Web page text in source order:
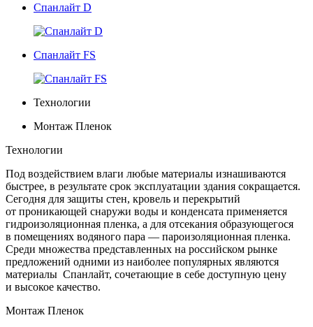
Спанлайт D
Спанлайт FS
Технологии
Монтаж Пленок
Технологии
Под воздействием влаги любые материалы изнашиваются
быстрее, в результате срок эксплуатации здания сокращается.
Сегодня для защиты стен, кровель и перекрытий
от проникающей снаружи воды и конденсата применяется
гидроизоляционная пленка, а для отсекания образующегося
в помещениях водяного пара — пароизоляционная пленка.
Среди множества представленных на российском рынке
предложений одними из наиболее популярных являются
материалы Спанлайт, сочетающие в себе доступную цену
и высокое качество.
Монтаж Пленок